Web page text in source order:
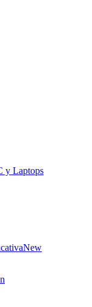
y Laptops
New